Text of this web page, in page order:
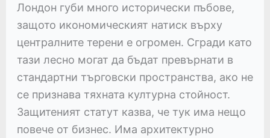
Лондон губи много исторически пъбове,
защото икономическият натиск върху
централните терени е огромен. Сгради като
тази лесно могат да бъдат превърнати в
стандартни търговски пространства, ако не
се признава тяхната културна стойност.
Защитеният статут казва, че тук има нещо
повече от бизнес. Има архитектурно